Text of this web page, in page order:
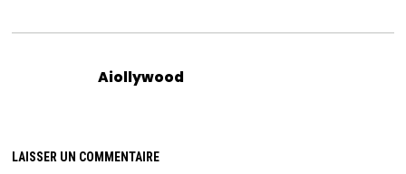
Aiollywood
LAISSER UN COMMENTAIRE